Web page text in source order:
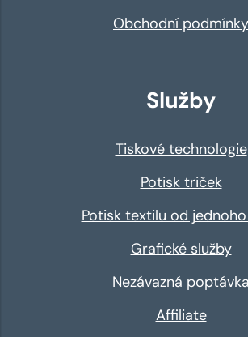
Obchodní podmínky
Služby
Tiskové technologie
Potisk triček
Potisk textilu od
Grafické služby
Nezávazná poptávka
Affiliate